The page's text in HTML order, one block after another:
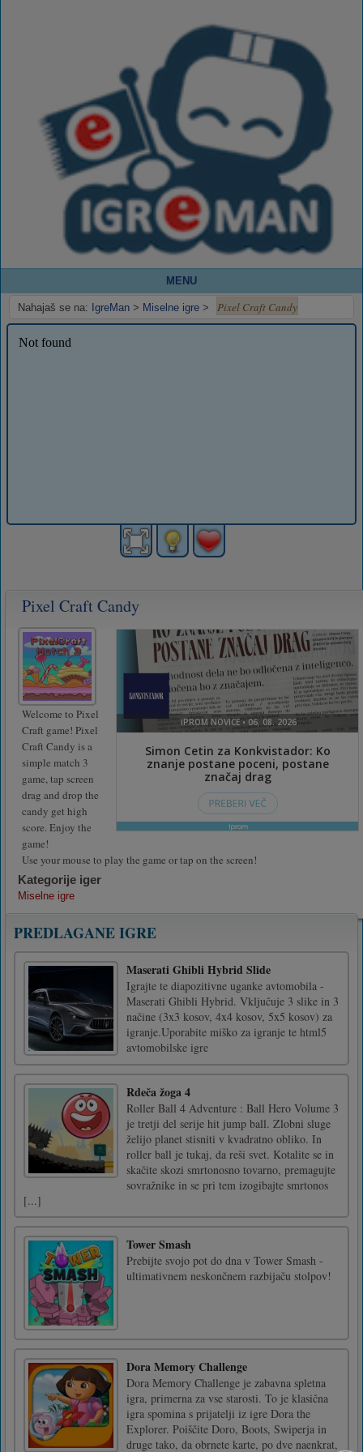
MENU
Nahajaš se na: IgreMan > Miselne igre > Pixel Craft Candy
Pixel Craft Candy
Welcome to Pixel
Craft game! Pixel
Craft Candy is a
simple match 3
game, tap screen
drag and drop the
candy get high
score. Enjoy the
game!
Use your mouse to play the game or tap on the screen!
Kategorije iger
Miselne igre
PREDLAGANE IGRE
Maserati Ghibli Hybrid Slide
Igrajte te diapozitivne uganke avtomobila -
Maserati Ghibli Hybrid. Vključuje 3 slike in 3
načine (3x3 kosov, 4x4 kosov, 5x5 kosov) za
igranje.Uporabite miško za igranje te html5
avtomobilske igre
Rdeča žoga 4
Roller Ball 4 Adventure : Ball Hero Volume 3
je tretji del serije hit jump ball. Zlobni sluge
želijo planet stisniti v kvadratno obliko. In
roller ball je tukaj, da reši svet. Kotalite se in
skačite skozi smrtonosno tovarno, premagujte
sovražnike in se pri tem izogibajte smrtonos
[...]
Tower Smash
Prebijte svojo pot do dna v Tower Smash -
ultimativnem neskončnem razbijaču stolpov!
Dora Memory Challenge
Dora Memory Challenge je zabavna spletna
igra, primerna za vse starosti. To je klasična
igra spomina s prijatelji iz igre Dora the
Explorer. Poiščite Doro, Boots, Swiperja in
druge tako, da obrnete karte, po dve naenkrat,